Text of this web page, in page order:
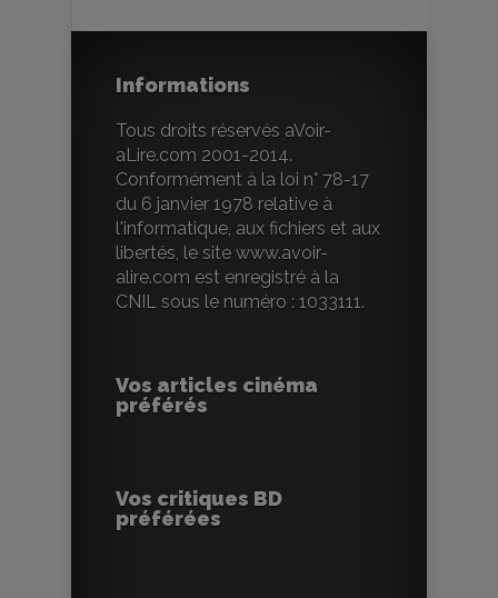
Informations
Tous droits réservés aVoir-
aLire.com 2001-2014.
Conformément à la loi n° 78-17
du 6 janvier 1978 relative à
l'informatique, aux fichiers et aux
libertés, le site www.avoir-
alire.com est enregistré à la
CNIL sous le numéro : 1033111.
Vos articles cinéma
préférés
Vos critiques BD
préférées